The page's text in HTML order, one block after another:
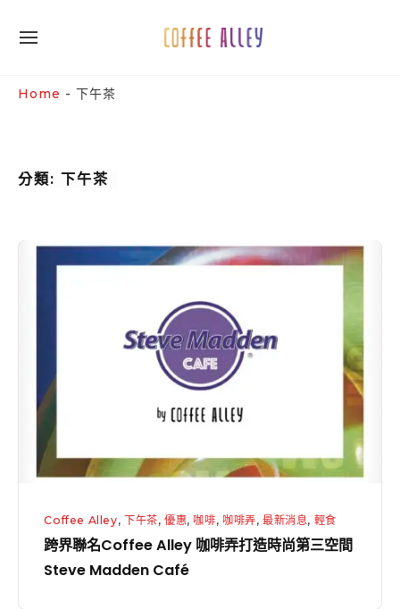
SITE
Home - 下午茶
分類: 下午茶
Coffee Alley, 下午茶, 優惠, 咖啡, 咖啡弄, 最新消息, 輕食
跨界聯名Coffee Alley 咖啡弄打造時尚第三空間
Steve Madden Café